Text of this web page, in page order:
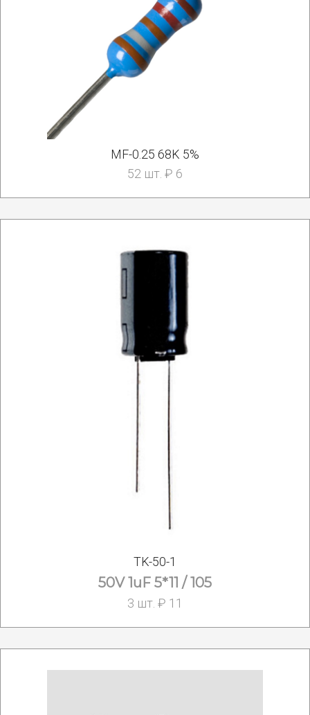
MF-0.25 68K 5%
52 шт. ₽ 6
TK-50-1
50V 1uF 5*11 / 105
3 шт. ₽ 11